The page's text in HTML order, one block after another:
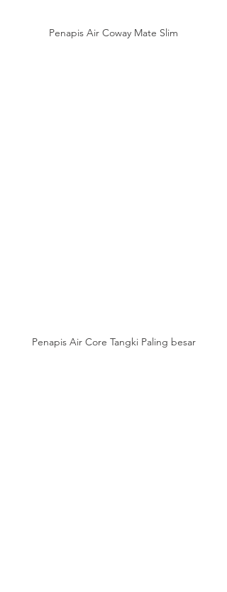
Penapis Air Coway Mate Slim
Penapis Air Core Tangki Paling besar